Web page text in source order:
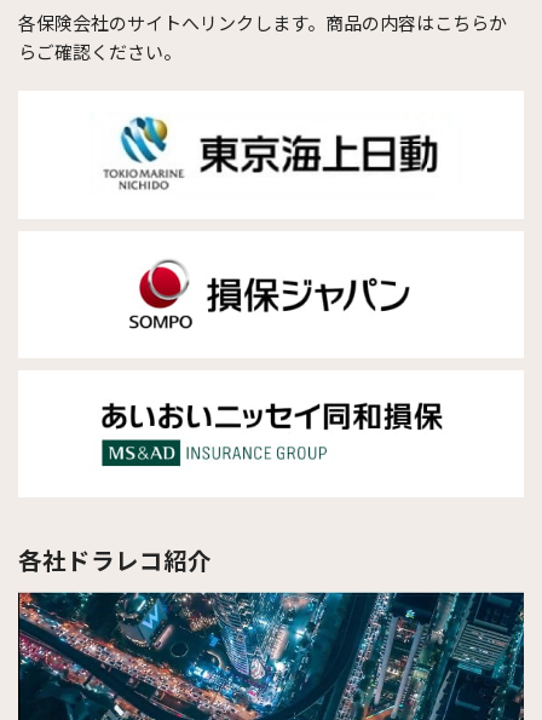
各保険会社のサイトへリンクします。商品の内容はこちらか
らご確認ください。
各社ドラレコ紹介